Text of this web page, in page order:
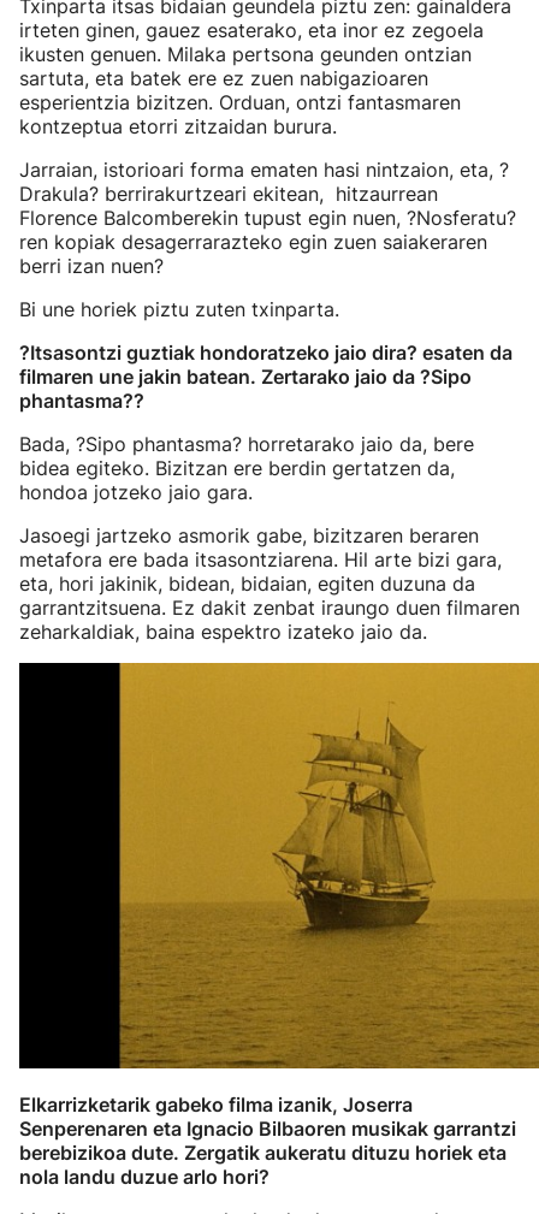
Txinparta itsas bidaian geundela piztu zen: gainaldera
irteten ginen, gauez esaterako, eta inor ez zegoela
ikusten genuen. Milaka pertsona geunden ontzian
sartuta, eta batek ere ez zuen nabigazioaren
esperientzia bizitzen. Orduan, ontzi fantasmaren
kontzeptua etorri zitzaidan burura.
Jarraian, istorioari forma ematen hasi nintzaion, eta, ?
Drakula? berrirakurtzeari ekitean, hitzaurrean
Florence Balcomberekin tupust egin nuen, ?Nosferatu?
ren kopiak desagerrarazteko egin zuen saiakeraren
berri izan nuen?
Bi une horiek piztu zuten txinparta.
?Itsasontzi guztiak hondoratzeko jaio dira? esaten da
filmaren une jakin batean. Zertarako jaio da ?Sipo
phantasma??
Bada, ?Sipo phantasma? horretarako jaio da, bere
bidea egiteko. Bizitzan ere berdin gertatzen da,
hondoa jotzeko jaio gara.
Jasoegi jartzeko asmorik gabe, bizitzaren beraren
metafora ere bada itsasontziarena. Hil arte bizi gara,
eta, hori jakinik, bidean, bidaian, egiten duzuna da
garrantzitsuena. Ez dakit zenbat iraungo duen filmaren
zeharkaldiak, baina espektro izateko jaio da.
Elkarrizketarik gabeko filma izanik, Joserra
Senperenaren eta Ignacio Bilbaoren musikak garrantzi
berebizikoa dute. Zergatik aukeratu dituzu horiek eta
nola landu duzue arlo hori?